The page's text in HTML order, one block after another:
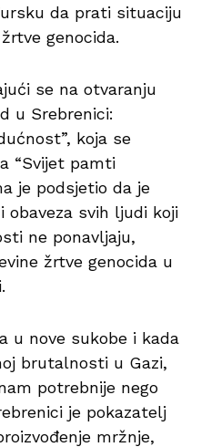
da prati situaciju
genocida.
se na otvaranju
u Srebrenici:
koja se
“Svijet pamti
je podsjetio da je
obaveza svih ljudi koji
ne ponavljaju,
žrtve genocida u
u nove sukobe i kada
brutalnosti u Gazi,
potrebnije nego
je pokazatelj
mržnje,